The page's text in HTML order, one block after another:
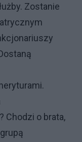
Zostanie
Chodzi o brata,